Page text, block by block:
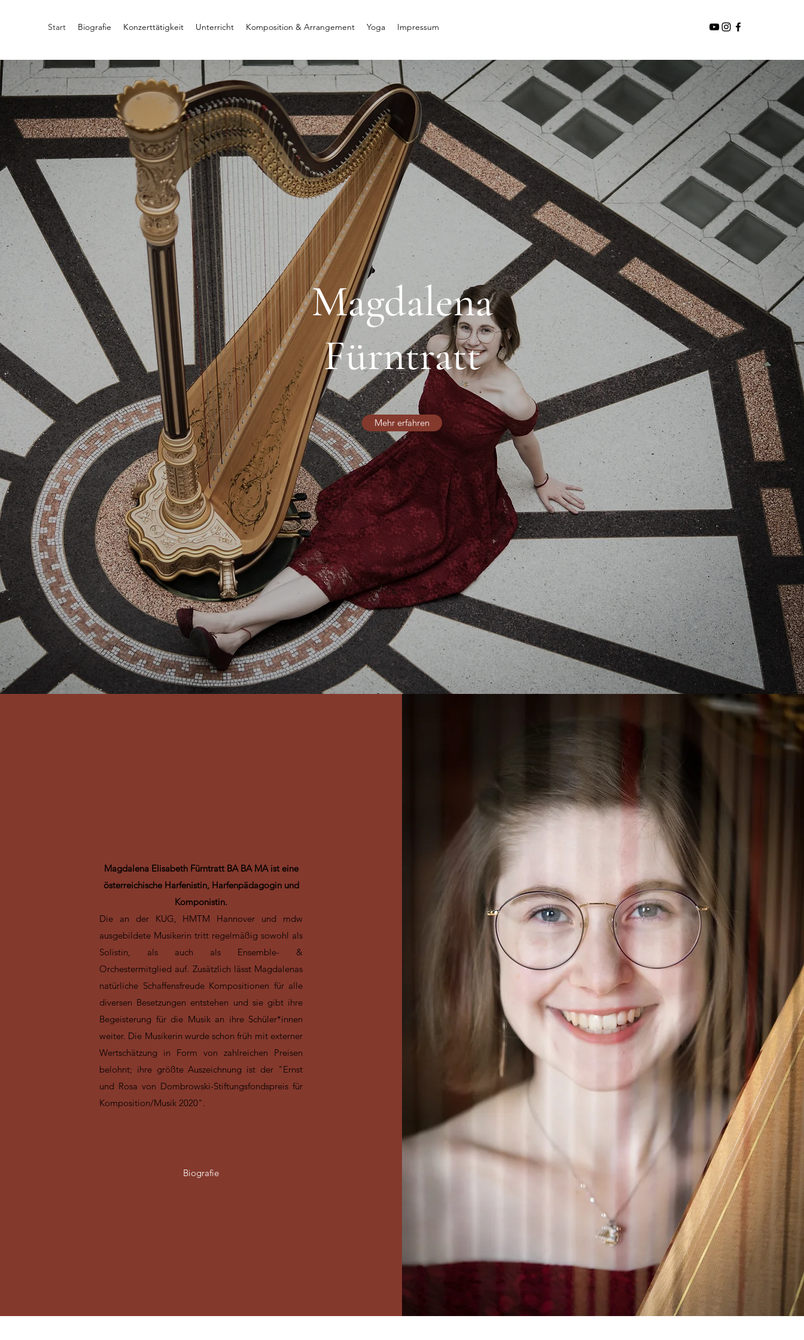
Start Biografie Konzerttätigkeit Unterricht Komposition & Arrangement Yoga Impressum
Magdalena
Fürntratt
Mehr erfahren
Magdalena Elisabeth Fürntratt BA BA MA ist eine
österreichische Harfenistin, Harfenpädagogin und
Komponistin.
Die an der KUG, HMTM Hannover und mdw
ausgebildete Musikerin tritt regelmäßig sowohl als
Solistin, als auch als Ensemble- &
Orchestermitglied auf. Zusätzlich lässt Magdalenas
natürliche Schaffensfreude Kompositionen für alle
diversen Besetzungen entstehen und sie gibt ihre
Begeisterung für die Musik an ihre Schüler*innen
weiter. Die Musikerin wurde schon früh mit externer
Wertschätzung in Form von zahlreichen Preisen
belohnt; ihre größte Auszeichnung ist der "Ernst
und Rosa von Dombrowski-Stiftungsfondspreis für
Komposition/Musik 2020".
Biografie